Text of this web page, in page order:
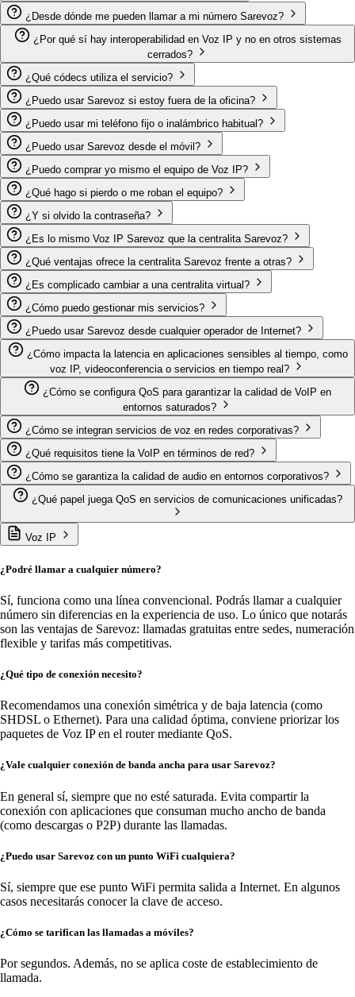
¿Desde dónde me pueden llamar a mi número Sarevoz?
¿Por qué sí hay interoperabilidad en Voz IP y no en otros sistemas
cerrados?
¿Qué códecs utiliza el servicio?
¿Puedo usar Sarevoz si estoy fuera de la oficina?
¿Puedo usar mi teléfono fijo o inalámbrico habitual?
¿Puedo usar Sarevoz desde el móvil?
¿Puedo comprar yo mismo el equipo de Voz IP?
¿Qué hago si pierdo o me roban el equipo?
¿Y si olvido la contraseña?
¿Es lo mismo Voz IP Sarevoz que la centralita Sarevoz?
¿Qué ventajas ofrece la centralita Sarevoz frente a otras?
¿Es complicado cambiar a una centralita virtual?
¿Cómo puedo gestionar mis servicios?
¿Puedo usar Sarevoz desde cualquier operador de Internet?
¿Cómo impacta la latencia en aplicaciones sensibles al tiempo, como
voz IP, videoconferencia o servicios en tiempo real?
¿Cómo se configura QoS para garantizar la calidad de VoIP en
entornos saturados?
¿Cómo se integran servicios de voz en redes corporativas?
¿Qué requisitos tiene la VoIP en términos de red?
¿Cómo se garantiza la calidad de audio en entornos corporativos?
¿Qué papel juega QoS en servicios de comunicaciones unificadas?
Voz IP
¿Podré llamar a cualquier número?
Sí, funciona como una línea convencional. Podrás llamar a cualquier
número sin diferencias en la experiencia de uso. Lo único que notarás
son las ventajas de Sarevoz: llamadas gratuitas entre sedes, numeración
flexible y tarifas más competitivas.
¿Qué tipo de conexión necesito?
Recomendamos una conexión simétrica y de baja latencia (como
SHDSL o Ethernet). Para una calidad óptima, conviene priorizar los
paquetes de Voz IP en el router mediante QoS.
¿Vale cualquier conexión de banda ancha para usar Sarevoz?
En general sí, siempre que no esté saturada. Evita compartir la
conexión con aplicaciones que consuman mucho ancho de banda
(como descargas o P2P) durante las llamadas.
¿Puedo usar Sarevoz con un punto WiFi cualquiera?
Sí, siempre que ese punto WiFi permita salida a Internet. En algunos
casos necesitarás conocer la clave de acceso.
¿Cómo se tarifican las llamadas a móviles?
Por segundos. Además, no se aplica coste de establecimiento de
llamada.